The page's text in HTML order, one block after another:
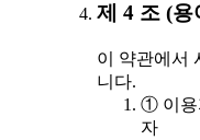
제 4 조 (용
이 약관에서
니다.
① 이용
자